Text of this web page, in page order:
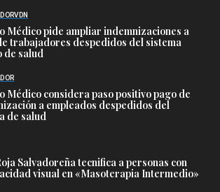
VDN
Médico pide ampliar indemnizaciones a
trabajadores despedidos del sistema
de salud
Médico considera paso positivo pago de
a empleados despedidos del
de salud
Salvadoreña tecnifica a personas con
visual en «Masoterapia Intermedio»